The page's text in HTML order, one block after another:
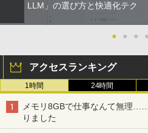
LLM」の選び方と快適化テク
● ● ● ●
アクセスランキング
1時間 24時間
メモリ8GBで仕事なんて無理
りました